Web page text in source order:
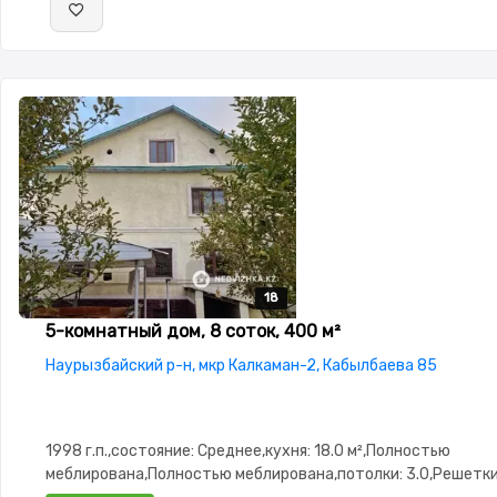
18
18
18
18
18
5-комнатный дом, 8 соток, 400 м²
Наурызбайский р-н, мкр Калкаман-2, Кабылбаева 85
1998 г.п.,состояние: Среднее,кухня: 18.0 м²,Полностью
меблирована,Полностью меблирована,потолки: